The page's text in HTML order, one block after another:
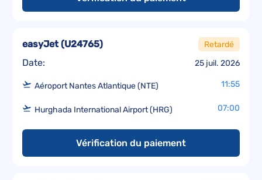
Date: 25 juil. 2026
easyJet(U24765) Retardé
Aéroport Nantes Atlantique (NTE) 11:55
Hurghada International Airport (HRG) 07:00
Vérification du paiement